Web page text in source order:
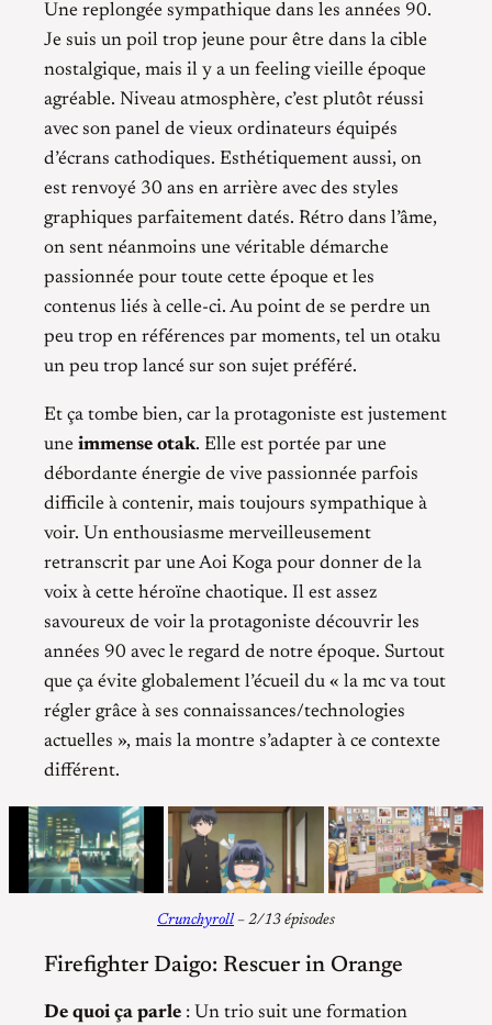
Une replongée sympathique dans les années 90.
Je suis un poil trop jeune pour être dans la cible
nostalgique, mais il y a un feeling vieille époque
agréable. Niveau atmosphère, c’est plutôt réussi
avec son panel de vieux ordinateurs équipés
d’écrans cathodiques. Esthétiquement aussi, on
est renvoyé 30 ans en arrière avec des styles
graphiques parfaitement datés. Rétro dans l’âme,
on sent néanmoins une véritable démarche
passionnée pour toute cette époque et les
contenus liés à celle-ci. Au point de se perdre un
peu trop en références par moments, tel un otaku
un peu trop lancé sur son sujet préféré.
Et ça tombe bien, car la protagoniste est justement
une immense otak. Elle est portée par une
débordante énergie de vive passionnée parfois
difficile à contenir, mais toujours sympathique à
voir. Un enthousiasme merveilleusement
retranscrit par une Aoi Koga pour donner de la
voix à cette héroïne chaotique. Il est assez
savoureux de voir la protagoniste découvrir les
années 90 avec le regard de notre époque. Surtout
que ça évite globalement l’écueil du « la mc va tout
régler grâce à ses connaissances/technologies
actuelles », mais la montre s’adapter à ce contexte
différent.
Crunchyroll – 2/13 épisodes
Firefighter Daigo: Rescuer in Orange
De quoi ça parle : Un trio suit une formation